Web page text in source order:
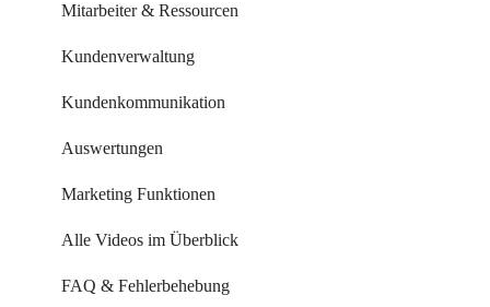
Mitarbeiter & Ressourcen
Kundenverwaltung
Kundenkommunikation
Auswertungen
Marketing Funktionen
Alle Videos im Überblick
FAQ & Fehlerbehebung